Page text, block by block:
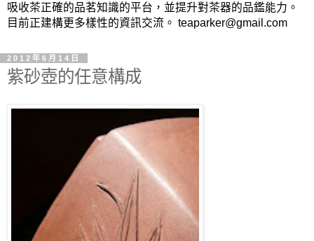
吸收茶正確的品茗知識的平台，並提升對茶器的品鑑能力。
目前正建構更多樣性的資訊交流。 teaparker@gmail.com
2012年6月14日
紫砂壺的任意構成